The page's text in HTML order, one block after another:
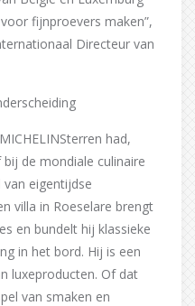
fijnproevers maken”,
Directeur van
had,
de mondiale culinaire
eigentijdse
villa in Roeselare brengt
en bundelt hij klassieke
in het bord. Hij is een
luxeproducten. Of dat
van smaken en